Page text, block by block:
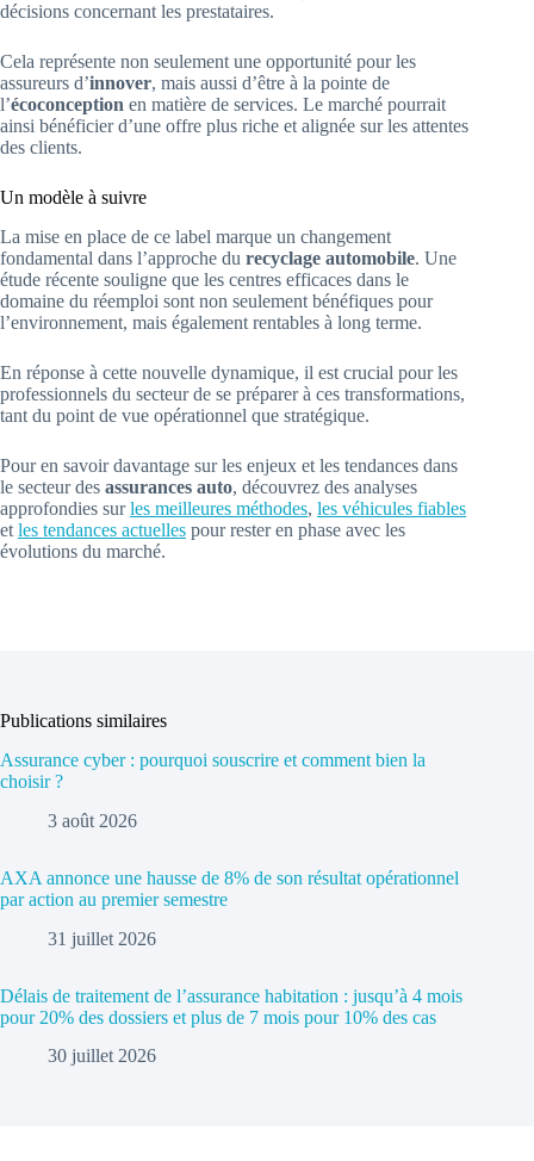
décisions concernant les prestataires.
Cela représente non seulement une opportunité pour les
assureurs d’innover, mais aussi d’être à la pointe de
l’écoconception en matière de services. Le marché pourrait
ainsi bénéficier d’une offre plus riche et alignée sur les attentes
des clients.
Un modèle à suivre
La mise en place de ce label marque un changement
fondamental dans l’approche du recyclage automobile. Une
étude récente souligne que les centres efficaces dans le
domaine du réemploi sont non seulement bénéfiques pour
l’environnement, mais également rentables à long terme.
En réponse à cette nouvelle dynamique, il est crucial pour les
professionnels du secteur de se préparer à ces transformations,
tant du point de vue opérationnel que stratégique.
Pour en savoir davantage sur les enjeux et les tendances dans
le secteur des assurances auto, découvrez des analyses
approfondies surles meilleures méthodes, les véhicules fiables
et les tendances actuelles pour rester en phase avec les
évolutions du marché.
Publications similaires
Assurance cyber : pourquoi souscrire et comment bien la
choisir ?
3 août 2026
AXA annonce une hausse de 8% de son résultat opérationnel
par action au premier semestre
31 juillet 2026
Délais de traitement de l’assurance habitation : jusqu’à 4 mois
pour 20% des dossiers et plus de 7 mois pour 10% des cas
30 juillet 2026